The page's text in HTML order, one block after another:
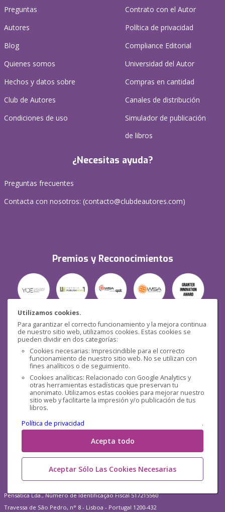
Utilizamos cookies.
Para garantizar el correcto funcionamiento y la mejora continua
de nuestro sitio web, utilizamos cookies. Estas cookies se
pueden dividir en dos categorías:
Cookies necesarias: Imprescindible para el correcto
funcionamiento de nuestro sitio web. No se utilizan con
fines analíticos o de seguimiento.
Cookies analíticas: Relacionado con Google Analytics y
otras herramientas estadísticas que preservan tu
anonimato. Utilizamos estas cookies para mejorar nuestro
sitio web y facilitarte la impresión y/o publicación de tus
libros.
Política de privacidad
.
Acepta todo
Aceptar Sólo Las Cookies Necesarias
Preguntas
Autores
Blog
Quienes somos
Hechos y datos sobre
Club de Autores
Condiciones de uso
Contrato con el Autor
Política de privacidad
Compliance Editorial
Universidad del Autor
Compras en cantidad
Canales de distribución
Simulador de publicación
de libros
¿Necesitas ayuda?
Preguntas frecuentes
Contacta con nosotros: (contacto@clubdeautores.com)
Premios y Reconocimientos
Seguridad
Redes sociales
Pensática Lda., Número de Identificação Fiscal 517215560
Travessa de São Pedro, n° 8 - Lisboa - Portugal 1200-432